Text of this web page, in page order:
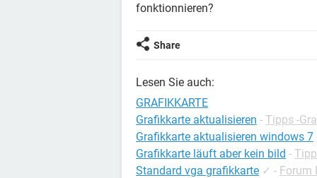
fonktionnieren?
Share
Lesen Sie auch:
GRAFIKKARTE
Grafikkarte aktualisieren - Tipps -
Grafikkarte aktualisieren windows 7
Grafikkarte läuft aber kein bild -
Standard vga grafikkarte ✓ - Forum